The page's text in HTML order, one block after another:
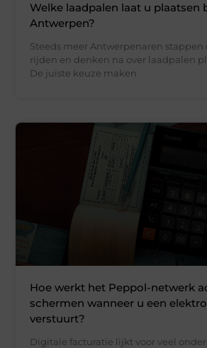
Welke laadpalen laat u plaatsen
Antwerpen?
Steeds meer Antwerpenaren stappen
rijden en denken na over laadpalen
De juiste keuze maken
Hoe werkt het Peppol-netwerk
schermen wanneer u een
verstuurt?
Digitale facturatie lijkt voor veel